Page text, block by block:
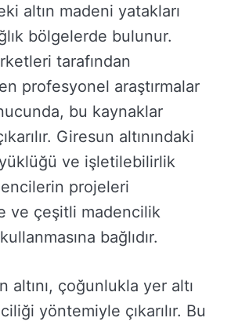
altın madeni yatakları
bölgelerde bulunur.
tarafından
profesyonel araştırmalar
bu kaynaklar
Giresun altınındaki
ve işletilebilirlik
projeleri
ve çeşitli madencilik
bağlıdır.
altını, çoğunlukla yer altı
yöntemiyle çıkarılır. Bu